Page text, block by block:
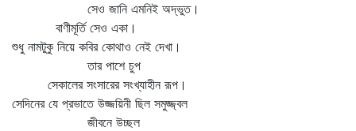
সেও জানি এমনিই অদ্ভুত।
বাণীমূর্তি সেও একা।
শুধু নামটুকু নিয়ে কবির কোথাও নেই দেখা।
তার পাশে চুপ
সেকালের সংসারের সংখ্যাহীন রূপ।
সেদিনের যে প্রভাতে উজ্জয়িনী ছিল সমুজ্জ্বল
জীবনে উচ্ছল